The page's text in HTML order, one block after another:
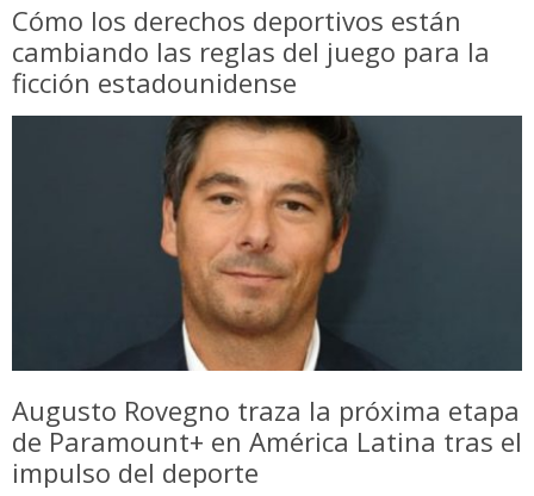
Cómo los derechos deportivos están
cambiando las reglas del juego para la
ficción estadounidense
Augusto Rovegno traza la próxima etapa
de Paramount+ en América Latina tras el
impulso del deporte